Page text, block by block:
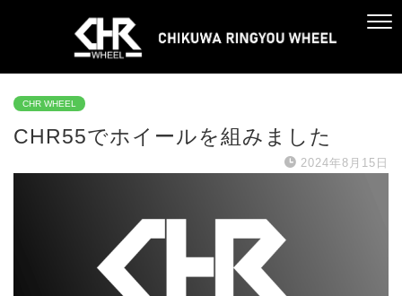
CHR WHEEL
CHR55でホイールを組みました
2024年8月15日